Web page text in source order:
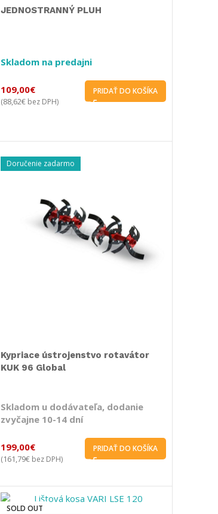
JEDNOSTRANNÝ PLUH
Skladom na predajni
109,00€
(88,62€ bez DPH)
PRIDAŤ DO KOŠÍKA
Doručenie zadarmo
Kypriace ústrojenstvo rotavátor
KUK 96 Global
Skladom u dodávateľa, dodanie
zvyčajne 10-14 dní
199,00€
(161,79€ bez DPH)
PRIDAŤ DO KOŠÍKA
SOLD OUT